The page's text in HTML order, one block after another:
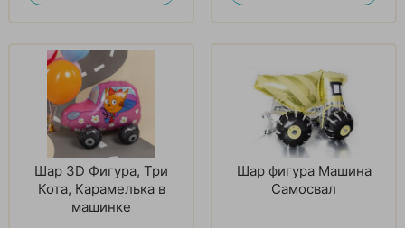
Шар 3D Фигура, Три
Кота, Карамелька в
машинке
Шар фигура Машина
Самосвал